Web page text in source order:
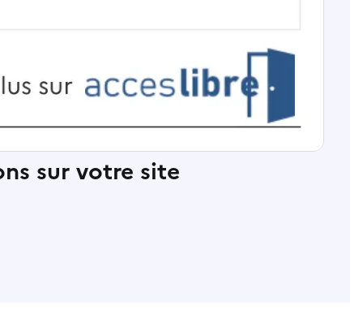
sur votre site